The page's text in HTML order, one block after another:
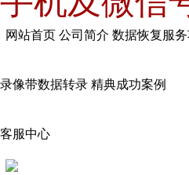
网站首页 公司简介 数据恢复服务
录像带数据转录 精典成功案例
客服中心